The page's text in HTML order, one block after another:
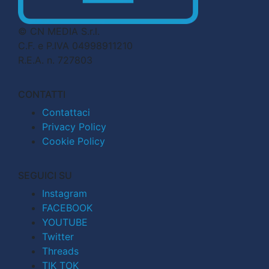
© CN MEDIA S.r.l.
C.F. e P.IVA 04998911210
R.E.A. n. 727803
CONTATTI
Contattaci
Privacy Policy
Cookie Policy
SEGUICI SU
Instagram
FACEBOOK
YOUTUBE
Twitter
Threads
TIK TOK